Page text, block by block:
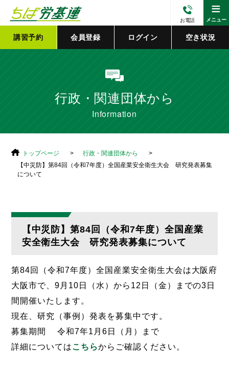
≡
メニュー
お電話
講習予約 会員登録 ログイン 空き状況
行政・関連団体から
Information
トップページ
行政・関連団体から
【中災防】第84回（令和7年度）全国産業安全衛生大会 研究発表募集
について
【中災防】第84回（令和7年度）全国産業
安全衛生大会 研究発表募集について
第84回（令和7年度）全国産業安全衛生大会は大阪府
大阪市で、9月10日（水）から12日（金）までの3日
間開催いたします。
現在、研究（事例）発表を募集中です。
募集期間 令和7年1月6日（月）まで
詳細についてはこちらからご確認ください。